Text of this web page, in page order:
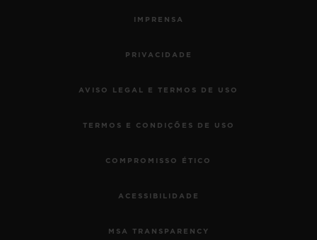
IMPRENSA
PRIVACIDADE
AVISO LEGAL E TERMOS DE USO
TERMOS E CONDIÇÕES DE USO
COMPROMISSO ÉTICO
ACESSIBILIDADE
MSA TRANSPARENCY